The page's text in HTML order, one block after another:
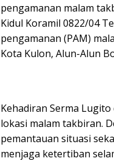
pengamanan malam
Kidul Koramil 0822/04
pengamanan (PAM)
Kota Kulon, Alun-Alun
Kehadiran Serma
lokasi malam takbiran.
pemantauan situasi
menjaga ketertiban